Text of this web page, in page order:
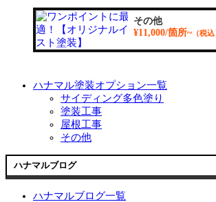
その他
¥11,000/箇所~（税込
ハナマル塗装オプション一覧
サイディング多色塗り
塗装工事
屋根工事
その他
ハナマルブログ
ハナマルブログ一覧